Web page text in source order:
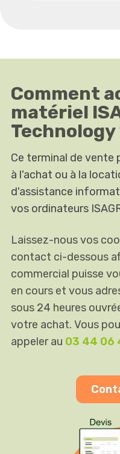
Comment
matériel
Technology
Ce terminal de vente
à l'achat ou à la
d'assistance
vos ordinateurs
Laissez-nous vos
contact ci-dessous
commercial puisse
en cours et vous
sous 24 heures
votre achat. Vous
appeler au 03 44 06